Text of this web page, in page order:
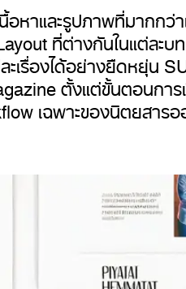
หาและรูปภาพที่มากกว่
ที่ต่างกันในแต่ละ
ะเรื่องได้อย่างยืดหยุ่น
ตั้งแต่ขั้นตอนกา
เฉพาะของนิตยสารอ